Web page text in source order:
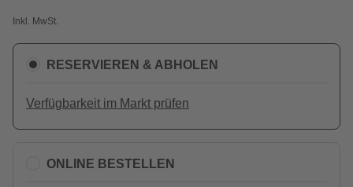
Inkl. MwSt.
RESERVIEREN & ABHOLEN
Verfügbarkeit im Markt prüfen
ONLINE BESTELLEN